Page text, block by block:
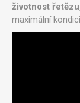
životnost
maximální